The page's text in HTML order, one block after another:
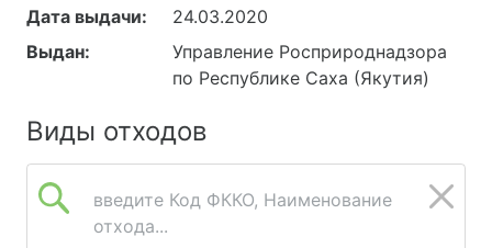
Дата выдачи:
24.03.2020
Выдан:
Управление Росприроднадзора
по Республике Саха (Якутия)
Виды отходов
введите Код ФККО, Наименование
отхода...